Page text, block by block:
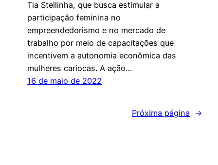
Tia Stellinha, que busca estimular a
participação feminina no
empreendedorismo e no mercado de
trabalho por meio de capacitações que
incentivem a autonomia econômica das
mulheres cariocas. A ação…
16 de maio de 2022
Próxima página →